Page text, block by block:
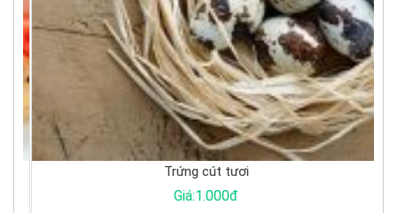
Trứng cút tươi
Giá:1.000đ